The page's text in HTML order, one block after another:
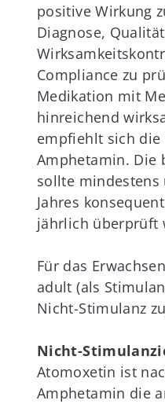
positive Wirkung
Diagnose,
Compliance zu
Medikation mit
hinreichend
empfiehlt sich
Amphetamin. Die
sollte mindestens
Jahres
jährlich überprüft
Für das
adult (als
Nicht-Stimulanz
Nicht-
Atomoxetin ist
Amphetamin die